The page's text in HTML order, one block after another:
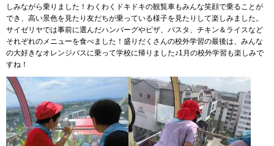
しみながら乗りました！わくわくドキドキの観覧車もみんな笑顔で乗ることが
でき、高い景色を見たり友だちが乗っている様子を見たりして楽しみました。
サイゼリヤでは事前に選んだハンバーグやピザ、パスタ、チキン＆ライスなど
それぞれのメニューを食べました！盛りだくさんの校外学習の最後は、みんな
の大好きなオレンジバスに乗って学校に帰りました♪1月の校外学習も楽しみで
すね！